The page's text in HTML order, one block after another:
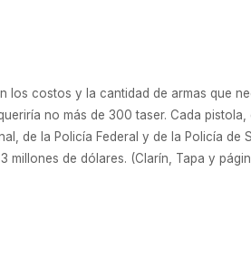
costos y la cantidad de armas que
no más de 300 taser. Cada
de la Policía Federal y de la Policía de
de dólares. (Clarín, Tapa y